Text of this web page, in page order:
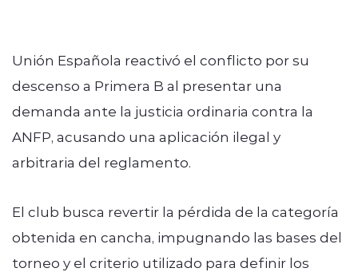
Unión Española reactivó el conflicto por su
descenso a Primera B al presentar una
demanda ante la justicia ordinaria contra la
ANFP, acusando una aplicación ilegal y
arbitraria del reglamento.
El club busca revertir la pérdida de la categoría
obtenida en cancha, impugnando las bases del
torneo y el criterio utilizado para definir los